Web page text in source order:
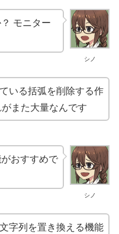
シノ
モニター
いる括弧を削除する作
また大量なんです
シノ
おすすめで
字列を置き換える機能